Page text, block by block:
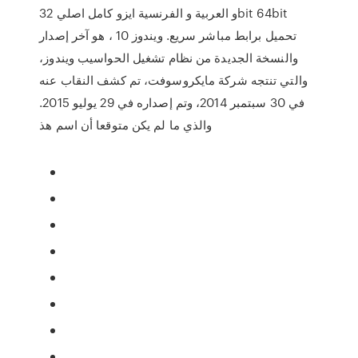
و العربية و الفرنسية ايزو كامل اصلي 32bit 64bit
تحميل برابط مباشر سريع. ويندوز 10 ‏، هو آخر إصدار
والنسخة الجديدة من نظام تشغيل الحواسيب ويندوز،
والتي تنتجه شركة مايكروسوفت، تم كشف النقاب عنه
في 30 سبتمبر 2014، وتم إصداره في 29 يوليو 2015.
والذي ما لم يكن متوقعا أن اسم هذ